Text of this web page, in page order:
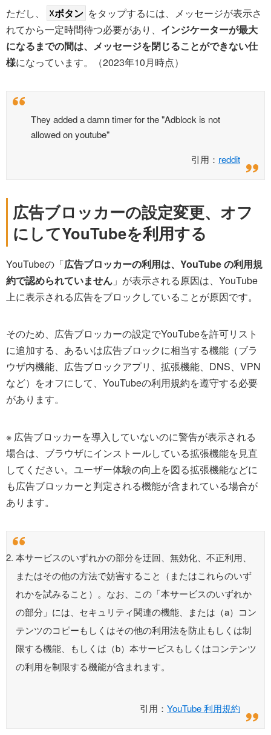
ただし、 ☓ボタン をタップするには、メッセージが表示さ
れてから一定時間待つ必要があり、 インジケーターが最大
になるまでの間は、メッセージを閉じることができない仕
様になっています。（2023年10月時点）
They added a damn timer for the "Adblock is not
allowed on youtube"
引用： reddit
広告ブロッカーの設定変更、オフ
にしてYouTubeを利用する
YouTubeの「広告ブロッカーの利用は、YouTube の利用規
約で認められていません 」が表示される原因は、YouTube
上に表示される広告をブロックしていることが原因です。
そのため、広告ブロッカーの設定でYouTubeを許可リスト
に追加する、あるいは広告ブロックに相当する機能（ブラ
ウザ内機能、広告ブロックアプリ、拡張機能、DNS、VPN
など）をオフにして、YouTubeの利用規約を遵守する必要
があります。
※ 広告ブロッカーを導入していないのに警告が表示される
場合は、ブラウザにインストールしている拡張機能を見直
してください。ユーザー体験の向上を図る拡張機能などに
も広告ブロッカーと判定される機能が含まれている場合が
あります。
本サービスのいずれかの部分を迂回、無効化、不正利用、
またはその他の方法で妨害すること（またはこれらのいず
れかを試みること）。なお、この「本サービスのいずれか
の部分」には、セキュリティ関連の機能、または（a）コン
テンツのコピーもしくはその他の利用法を防止もしくは制
限する機能、もしくは（b）本サービスもしくはコンテンツ
の利用を制限する機能が含まれます。
引用： YouTube 利用規約